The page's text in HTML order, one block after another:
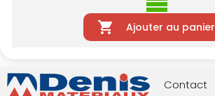
Ajouter au panier
Contact